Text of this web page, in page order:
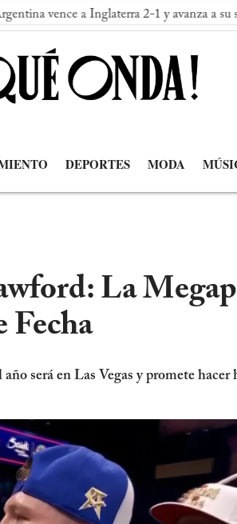
a Inglaterra 2-1 y avanza a su segunda final
DEPORTES MODA
La
Fecha
será en Las Vegas y promete